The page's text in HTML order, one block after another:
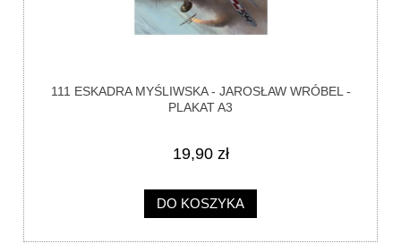
111 ESKADRA MYŚLIWSKA - JAROSŁAW WRÓBEL -
PLAKAT A3
19,90 zł
DO KOSZYKA